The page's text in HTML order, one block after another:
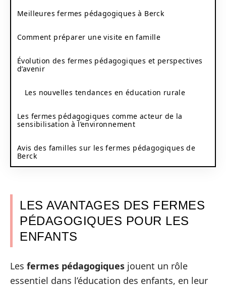
Meilleures fermes pédagogiques à Berck
Comment préparer une visite en famille
Évolution des fermes pédagogiques et perspectives
d’avenir
Les nouvelles tendances en éducation rurale
Les fermes pédagogiques comme acteur de la
sensibilisation à l’environnement
Avis des familles sur les fermes pédagogiques de
Berck
LES AVANTAGES DES FERMES
PÉDAGOGIQUES POUR LES
ENFANTS
Les fermes pédagogiques jouent un rôle
essentiel dans l’éducation des enfants, en leur